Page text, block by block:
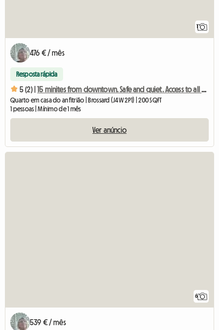
1
476 € / mês
Resposta rápida
5 (2) | 15 minites from downtown. Safe and quiet. Access to all the
Quarto em casa do anfitrião | Brossard (J4W 2P1) | 200 SQFT
1 pessoas | Mínimo de 1 mês
Ver anúncio
6
539 € / mês